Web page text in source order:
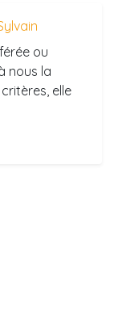
ou
nous la
elle